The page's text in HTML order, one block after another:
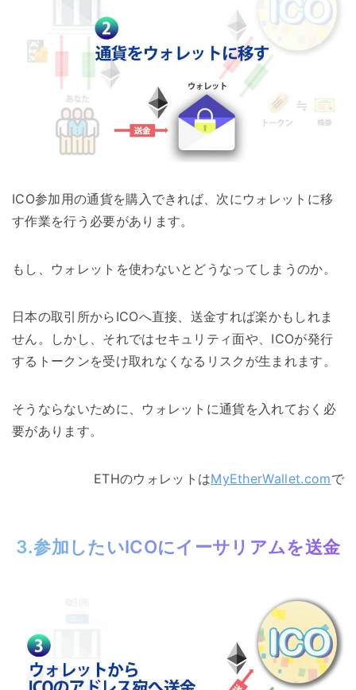
ICO参加用の通貨を購入できれば、次にウォレットに移
す作業を行う必要があります。
もし、ウォレットを使わないとどうなってしまうのか。
日本の取引所からICOへ直接、送金すれば楽かもしれま
せん。しかし、それではセキュリティ面や、ICOが発行
するトークンを受け取れなくなるリスクが生まれます。
そうならないために、ウォレットに通貨を入れておく必
要があります。
ETHのウォレットはMyEtherWallet.comで
3.参加したいICOにイーサリアムを送金